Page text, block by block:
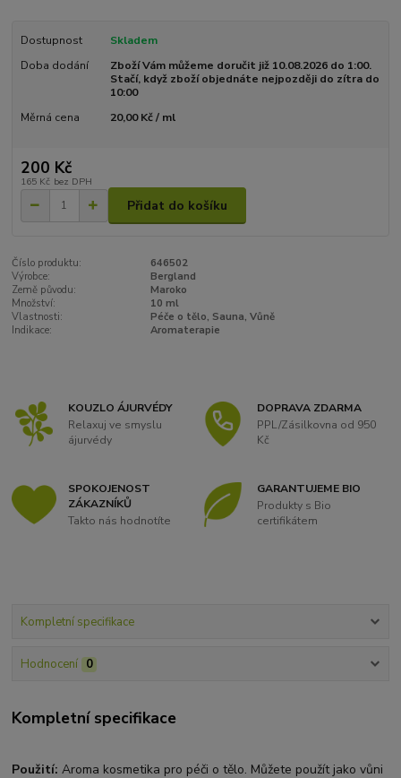
Dostupnost
Skladem
Doba dodání
Zboží Vám můžeme doručit již 10.08.2026 do 1:00.
Stačí, když zboží objednáte nejpozději do zítra do
10:00
Měrná cena
20,00 Kč / ml
200 Kč
165 Kč bez DPH
Přidat do košíku
Číslo produktu:
646502
Výrobce:
Bergland
Země původu:
Maroko
Množství:
10 ml
Vlastnosti:
Péče o tělo, Sauna, Vůně
Indikace:
Aromaterapie
KOUZLO ÁJURVÉDY
Relaxuj ve smyslu
ájurvédy
DOPRAVA ZDARMA
PPL/Zásilkovna od 950
Kč
SPOKOJENOST
ZÁKAZNÍKŮ
Takto nás hodnotíte
GARANTUJEME BIO
Produkty s Bio
certifikátem
Kompletní specifikace
Hodnocení 0
Kompletní specifikace
Použití: Aroma kosmetika pro péči o tělo. Můžete použít jako vůni